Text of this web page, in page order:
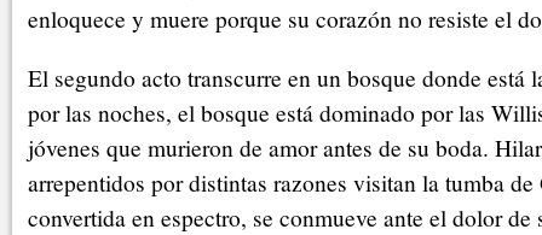
enloquece y muere porque su corazón no resiste el
El segundo acto transcurre en un bosque donde está
por las noches, el bosque está dominado por las
jóvenes que murieron de amor antes de su boda.
arrepentidos por distintas razones visitan la tumba
convertida en espectro, se conmueve ante el dolor